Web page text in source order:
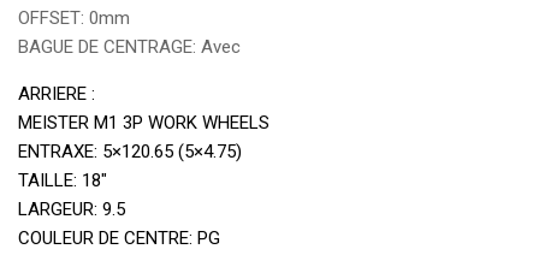
OFFSET: 0mm
BAGUE DE CENTRAGE: Avec
ARRIERE :
MEISTER M1 3P WORK WHEELS
ENTRAXE: 5×120.65 (5×4.75)
TAILLE: 18″
LARGEUR: 9.5
COULEUR DE CENTRE: PG